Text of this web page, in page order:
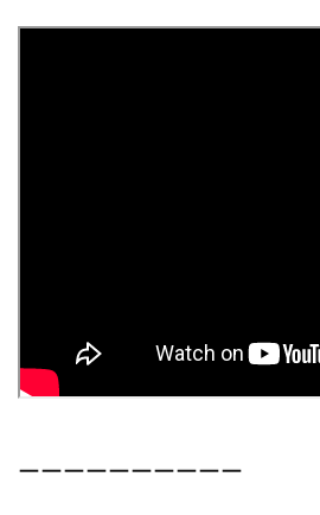
ーーーーーーーーーー